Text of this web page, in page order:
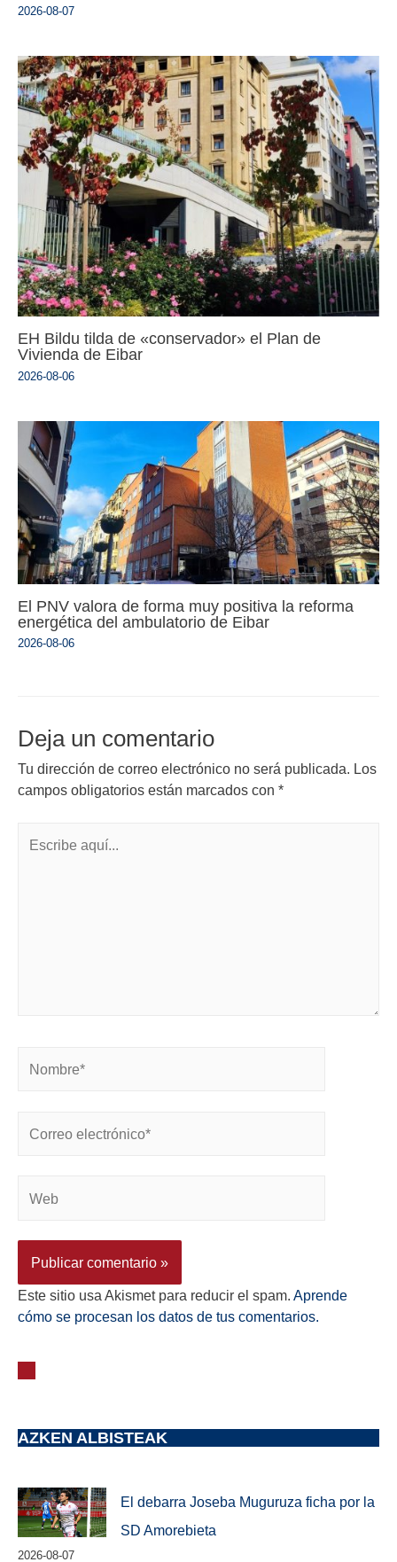
2026-08-07
EH Bildu tilda de «conservador» el Plan de
Vivienda de Eibar
2026-08-06
El PNV valora de forma muy positiva la reforma
energética del ambulatorio de Eibar
2026-08-06
Deja un comentario
Tu dirección de correo electrónico no será publicada. Los
campos obligatorios están marcados con *
Este sitio usa Akismet para reducir el spam. Aprende
cómo se procesan los datos de tus comentarios.
AZKEN ALBISTEAK
El debarra Joseba Muguruza ficha por la
SD Amorebieta
2026-08-07